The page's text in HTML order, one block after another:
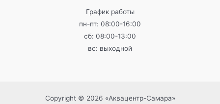
График работы
пн-пт: 08:00-16:00
сб: 08:00-13:00
вс: выходной
Copyright © 2026 «Аквацентр-Самара»